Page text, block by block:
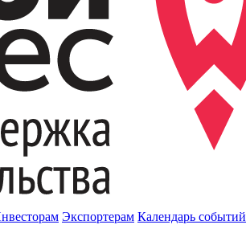
Экспортерам Календарь событий